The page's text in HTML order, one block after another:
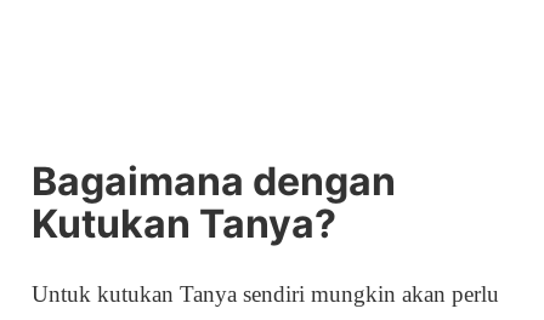
Bagaimana dengan
Kutukan Tanya?
Untuk kutukan Tanya sendiri mungkin akan perlu